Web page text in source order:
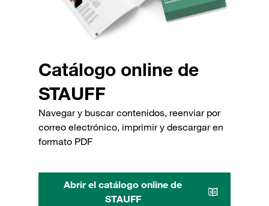
Catálogo online de
STAUFF
Navegar y buscar contenidos, reenviar por
correo electrónico, imprimir y descargar en
formato PDF
Abrir el catálogo online de
STAUFF